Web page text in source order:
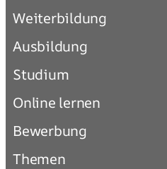
Weiterbildung
Ausbildung
Studium
Online lernen
Bewerbung
Themen